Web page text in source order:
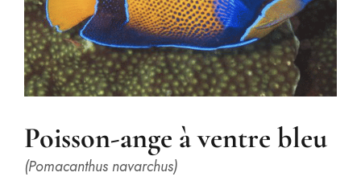
Poisson-ange à ventre bleu
(Pomacanthus navarchus)